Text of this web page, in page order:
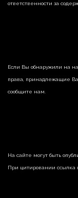
ответственности за
Если Вы обнаружили на
права, принадлежащие
сообщите нам.
На сайте могут быть
При цитировании ссылка